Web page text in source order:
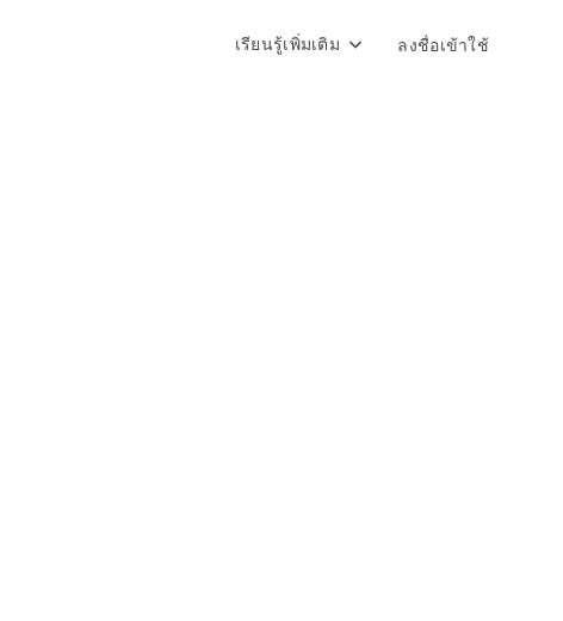
เรียนรู้เพิ่มเติม ลงชื่อเข้าใช้